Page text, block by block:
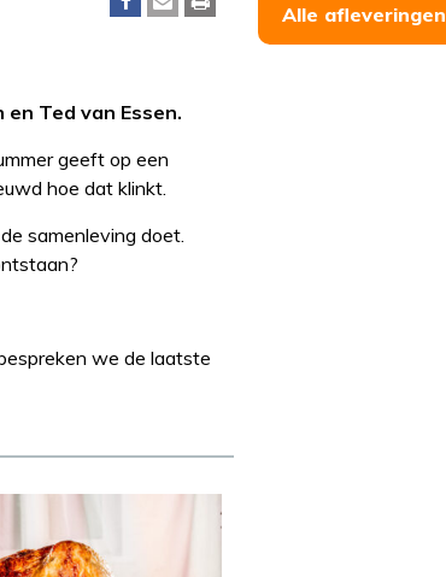
Ted van Essen.
geeft op een
hoe dat klinkt.
samenleving doet.
we de laatste
Alle afleveringen